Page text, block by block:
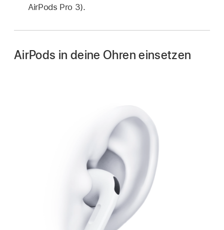
AirPods Pro 3).
AirPods in deine Ohren einsetzen